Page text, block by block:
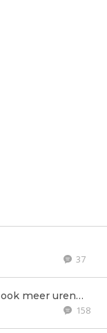
37
meer uren…
158